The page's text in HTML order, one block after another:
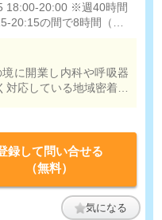
円
・検体検査（一般） ・
診業務にて心電図・視
※訪問はその方のご経
ただく可能性あり。
日 年末年始休暇:6日 有給
18:00-20:00 ※週40時間
に開業し内科や呼吸器
対応している地域密着型
録して問い合せる
（無料）
気になる